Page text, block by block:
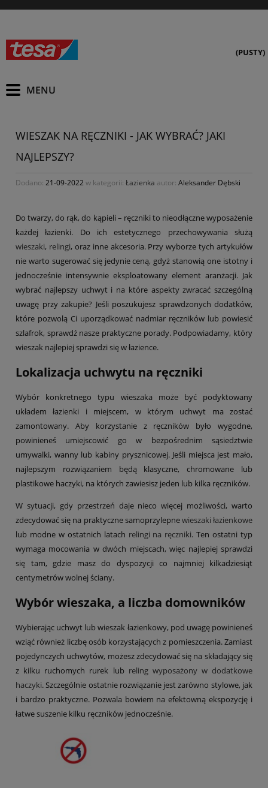
(PUSTY)
WIESZAK NA RĘCZNIKI - JAK WYBRAĆ? JAKI
NAJLEPSZY?
Dodano: 21-09-2022w kategorii: Łazienka autor: Aleksander Dębski
Do twarzy, do rąk, do kąpieli – ręczniki to nieodłączne wyposażenie
każdej łazienki. Do ich estetycznego przechowywania służą
wieszaki, relingi, oraz inne akcesoria. Przy wyborze tych artykułów
nie warto sugerować się jedynie ceną, gdyż stanowią one istotny i
jednocześnie intensywnie eksploatowany element aranżacji. Jak
wybrać najlepszy uchwyt i na które aspekty zwracać szczególną
uwagę przy zakupie? Jeśli poszukujesz sprawdzonych dodatków,
które pozwolą Ci uporządkować nadmiar ręczników lub powiesić
szlafrok, sprawdź nasze praktyczne porady. Podpowiadamy, który
wieszak najlepiej sprawdzi się w łazience.
Lokalizacja uchwytu na ręczniki
Wybór konkretnego typu wieszaka może być podyktowany
układem łazienki i miejscem, w którym uchwyt ma zostać
zamontowany. Aby korzystanie z ręczników było wygodne,
powinieneś umiejscowić go w bezpośrednim sąsiedztwie
umywalki, wanny lub kabiny prysznicowej. Jeśli miejsca jest mało,
najlepszym rozwiązaniem będą klasyczne, chromowane lub
plastikowe haczyki, na których zawiesisz jeden lub kilka ręczników.
W sytuacji, gdy przestrzeń daje nieco więcej możliwości, warto
zdecydować się na praktyczne samoprzylepnewieszaki łazienkowe
lub modne w ostatnich latach relingi na ręczniki. Ten ostatni typ
wymaga mocowania w dwóch miejscach, więc najlepiej sprawdzi
się tam, gdzie masz do dyspozycji co najmniej kilkadziesiąt
centymetrów wolnej ściany.
Wybór wieszaka, a liczba domowników
Wybierając uchwyt lub wieszak łazienkowy, pod uwagę powinieneś
wziąć również liczbę osób korzystających z pomieszczenia. Zamiast
pojedynczych uchwytów, możesz zdecydować się na składający się
z kilku ruchomych rurek lub reling wyposażony w dodatkowe
haczyki. Szczególnie ostatnie rozwiązanie jest zarówno stylowe, jak
i bardzo praktyczne. Pozwala bowiem na efektowną ekspozycję i
łatwe suszenie kilku ręczników jednocześnie.